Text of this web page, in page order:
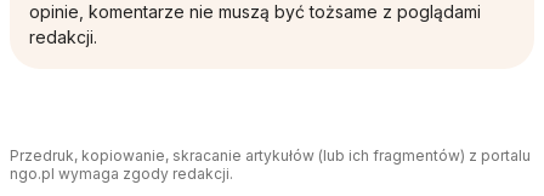
opinie, komentarze nie muszą być tożsame z poglądami
redakcji.
Przedruk, kopiowanie, skracanie artykułów (lub ich fragmentów) z portalu
ngo.pl wymaga zgody redakcji.